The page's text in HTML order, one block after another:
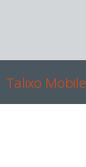
Talixo Mobile